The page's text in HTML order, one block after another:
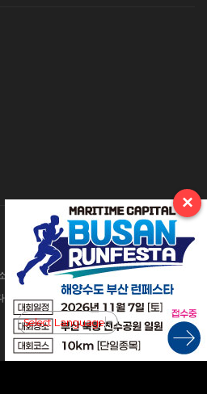
Select Language ▼
운영 안내
및 먹거리 부스 운영 안내
입 안내
×